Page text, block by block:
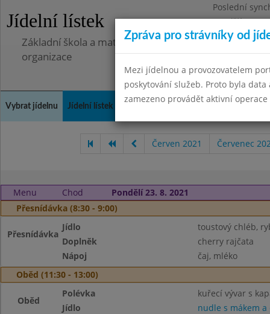
Jídelní lístek
Poslední
Pondělí
Základní škola a mateřská škola Libá, okres Cheb,
organizace
Vybrat jídelnu Jídelní lístek Kontakty a informace
Červen 2021 Červenec
Menu Chod
Pondělí 23. 8. 2021
Přesnídávka (8:30 - 9:00)
Přesnídávka
Jídlo
toustový chléb,
Doplněk
cherry rajčata
Nápoj
čaj, mléko
Oběd (11:30 - 13:00)
Oběd
Polévka
kuřecí vývar s
Jídlo
nudle s mákem a
Zpráva pro strávníky od
Mezi jídelnou a provozovatelem
poskytování služeb. Proto byla
zamezeno provádět aktivní